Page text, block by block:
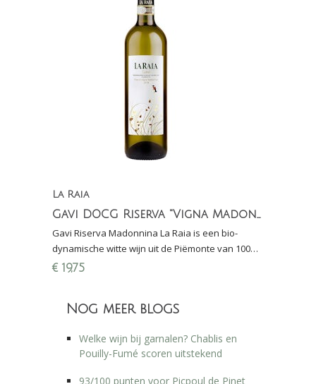
La Raia
Gavi DOCG Riserva "Vigna Madonnina
Gavi Riserva Madonnina La Raia is een bio-
dynamische witte wijn uit de Piëmonte van 100%
Cortese. Madonnina is een wijngaard met zeer
€ 19,75
Nog meer blogs
Welke wijn bij garnalen? Chablis en
Pouilly-Fumé scoren uitstekend
93/100 punten voor Picpoul de Pinet